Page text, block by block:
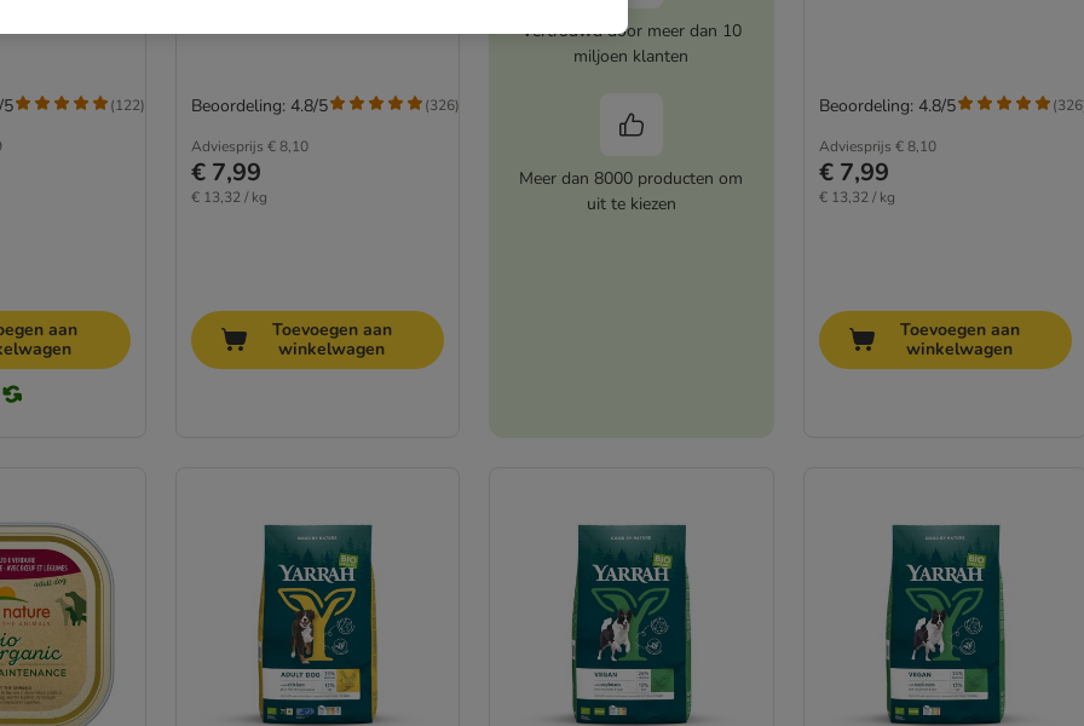
5 (122)
aan
Adviesprijs € 8,10
€ 7,99
€ 13,32 / kg
Beoordeling: 4.8/5 (326)
Toevoegen aan
winkelwagen
Vertrouwd door meer dan 10
miljoen klanten
Meer dan 8000 producten om
uit te kiezen
Adviesprijs € 8,10
€ 7,99
€ 13,32 / kg
Beoordeling: 4.8/5 (326
Toevoegen aan
winkelwagen